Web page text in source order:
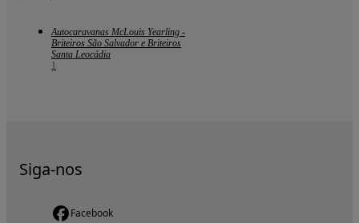
Autocaravanas McLouis Yearling -
Briteiros São Salvador e Briteiros
Santa Leocádia
1
Siga-nos
Facebook